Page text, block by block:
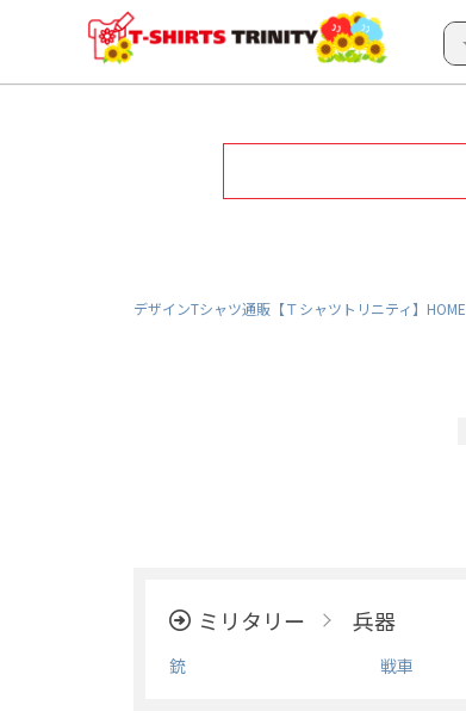
デザインTシャツ通販【Ｔシャツトリニティ】HOME
ミリタリー 兵器
銃 戦車